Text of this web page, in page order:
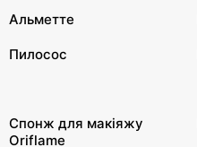
Альметте
Пилосос
Спонж для макіяжу
Oriflame